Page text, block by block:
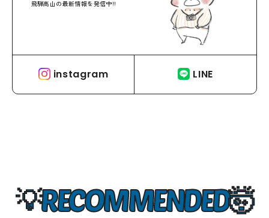
飛騨高山の最新情報を発信中!!
instagram LINE
RECOMMENDED